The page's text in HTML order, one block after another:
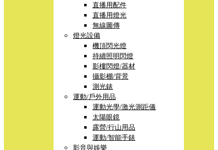
直播用配件
直播用燈光
無線圖傳
燈光設備
機頂閃光燈
持續照明閃燈
影樓閃燈/器材
攝影棚/背景
測光錶
運動/戶外用品
運動光學/激光測距儀
太陽眼鏡
露營/行山用品
運動/智能手錶
影音與娛樂